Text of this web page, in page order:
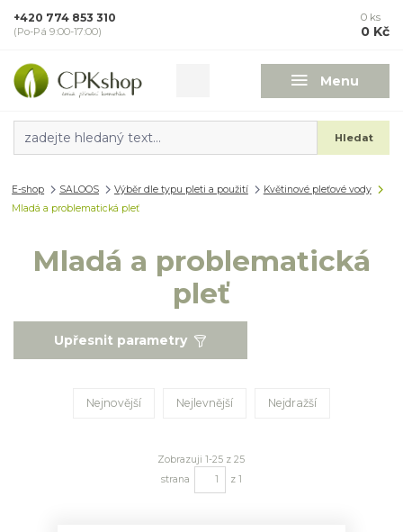
Menu
Hledat
+420 774 853 310
(Po-Pá 9:00-17:00)
0 ks
0 Kč
E-shop SALOOS Výběr dle typu pleti a použití
Květinové pleťové vody
Mladá a problematická pleť
Mladá a problematická
pleť
Upřesnit parametry
Nejnovější Nejlevnější Nejdražší
Zobrazuji 1-25 z 25
strana
z 1